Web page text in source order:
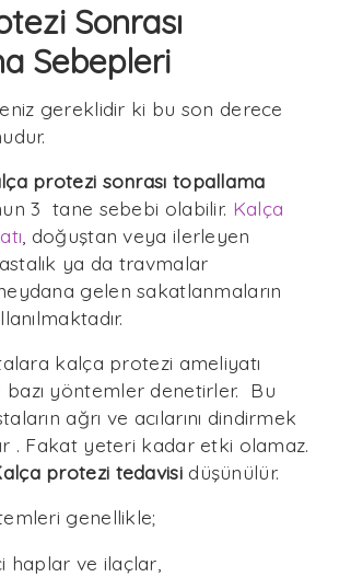
Sonrası
Sebepleri
gereklidir ki bu son derece
protezi sonrası topallama
3 tane sebebi olabilir. Kalça
, doğuştan veya ilerleyen
ya da travmalar
gelen sakatlanmaların
kalça protezi ameliyatı
yöntemler denetirler. Bu
ağrı ve acılarını dindirmek
. Fakat yeteri kadar etki olamaz.
protezi tedavisidüşünülür.
genellikle;
haplar ve ilaçlar,